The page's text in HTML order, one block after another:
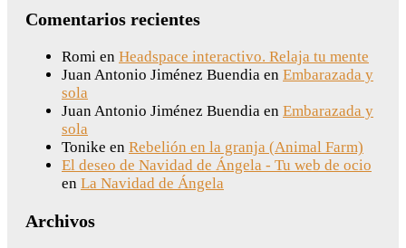
Comentarios recientes
Romi en Headspace interactivo. Relaja tu mente
Juan Antonio Jiménez Buendia en Embarazada y
sola
Juan Antonio Jiménez Buendia en Embarazada y
sola
Tonike en Rebelión en la granja (Animal Farm)
El deseo de Navidad de Ángela - Tu web de ocio
en La Navidad de Ángela
Archivos